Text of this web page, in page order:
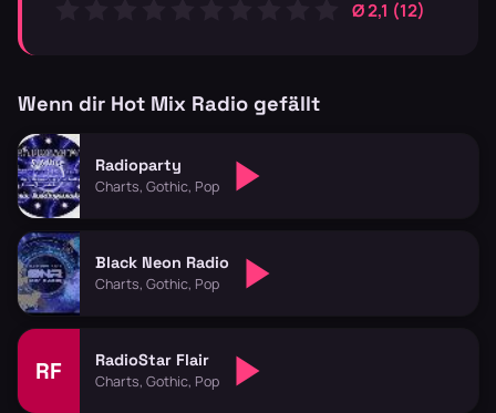
Ø 2,1 (12)
Wenn dir Hot Mix Radio gefällt
Radioparty
Charts, Gothic, Pop
Black Neon Radio
Charts, Gothic, Pop
RF RadioStar Flair
Charts, Gothic, Pop